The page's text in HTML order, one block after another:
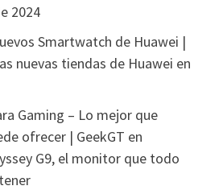
2024
Smartwatch de Huawei |
nuevas tiendas de Huawei en
Gaming – Lo mejor que
ofrecer | GeekGT en
G9, el monitor que todo